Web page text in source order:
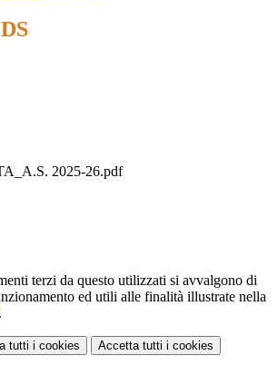
2025-26.pdf
terzi da questo utilizzati si avvalgono di
ed utili alle finalità illustrate nella
.
tutti i cookies Accetta tutti i cookies